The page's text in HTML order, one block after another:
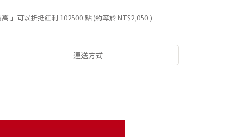
高 」可以折抵紅利 102500 點 (約等於 NT$2,050 )
運送方式